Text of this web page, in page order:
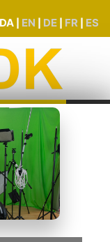
DA EN DE FR ES